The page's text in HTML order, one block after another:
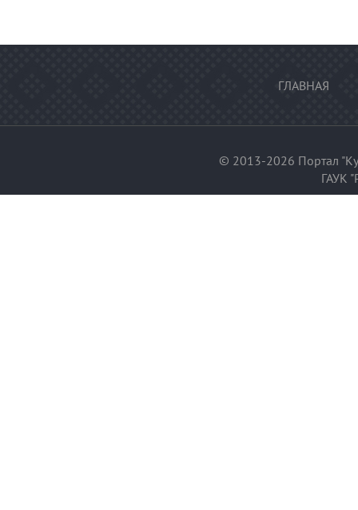
ГЛАВНАЯ
© 2013-2026 Портал
ГАУК